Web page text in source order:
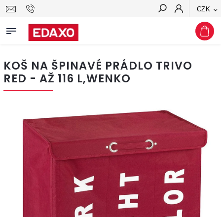
CZK
Hledat
KOŠ NA ŠPINAVÉ PRÁDLO TRIVO
RED - AŽ 116 L,WENKO